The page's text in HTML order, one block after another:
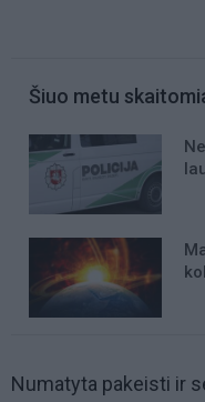
Šiuo metu
Numatyta pakeisti ir